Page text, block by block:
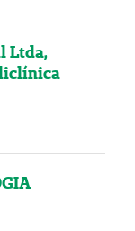
Ltda,